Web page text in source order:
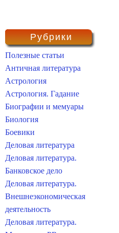
Рубрики
Полезные статьи
Античная литература
Астрология
Астрология. Гадание
Биографии и мемуары
Биология
Боевики
Деловая литература
Деловая литература.
Банковское дело
Деловая литература.
Внешнеэкономическая
деятельность
Деловая литература.